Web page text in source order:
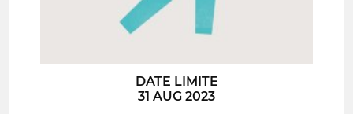
DATE LIMITE
31 AUG 2023